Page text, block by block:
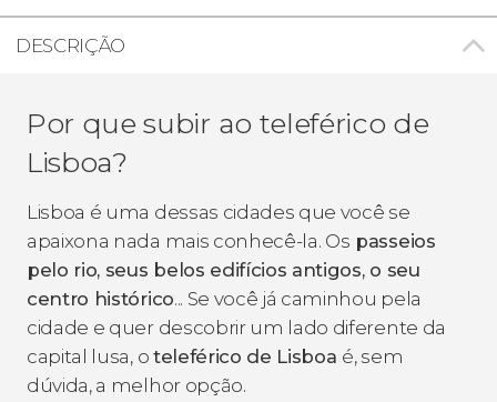
DESCRIÇÃO
Por que subir ao teleférico de
Lisboa?
Lisboa é uma dessas cidades que você se
apaixona nada mais conhecê-la. Os passeios
pelo rio, seus belos edifícios antigos, o seu
centro histórico... Se você já caminhou pela
cidade e quer descobrir um lado diferente da
capital lusa, o teleférico de Lisboa é, sem
dúvida, a melhor opção.